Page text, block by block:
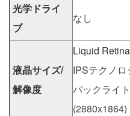
光学ドライ
ブ
なし
液晶サイズ/
解像度
Liquid
IPSテクノ
バックライ
(2880x1864)